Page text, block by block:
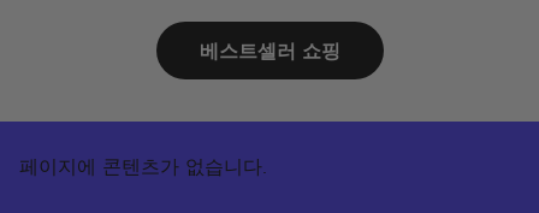
베스트셀러 쇼핑
페이지에 콘텐츠가 없습니다.